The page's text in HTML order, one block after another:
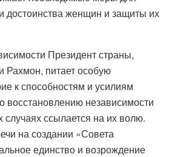
достоинства женщин и защиты их
Президент страны,
питает особую
к способностям и усилиям
независимости
случаях ссылается на их волю.
на создании «Совета
единство и возрождение